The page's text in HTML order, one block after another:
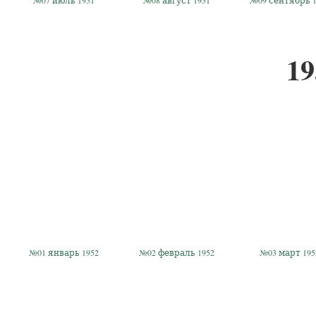
№01 январь 1952 №02 февраль 1952 №03 март